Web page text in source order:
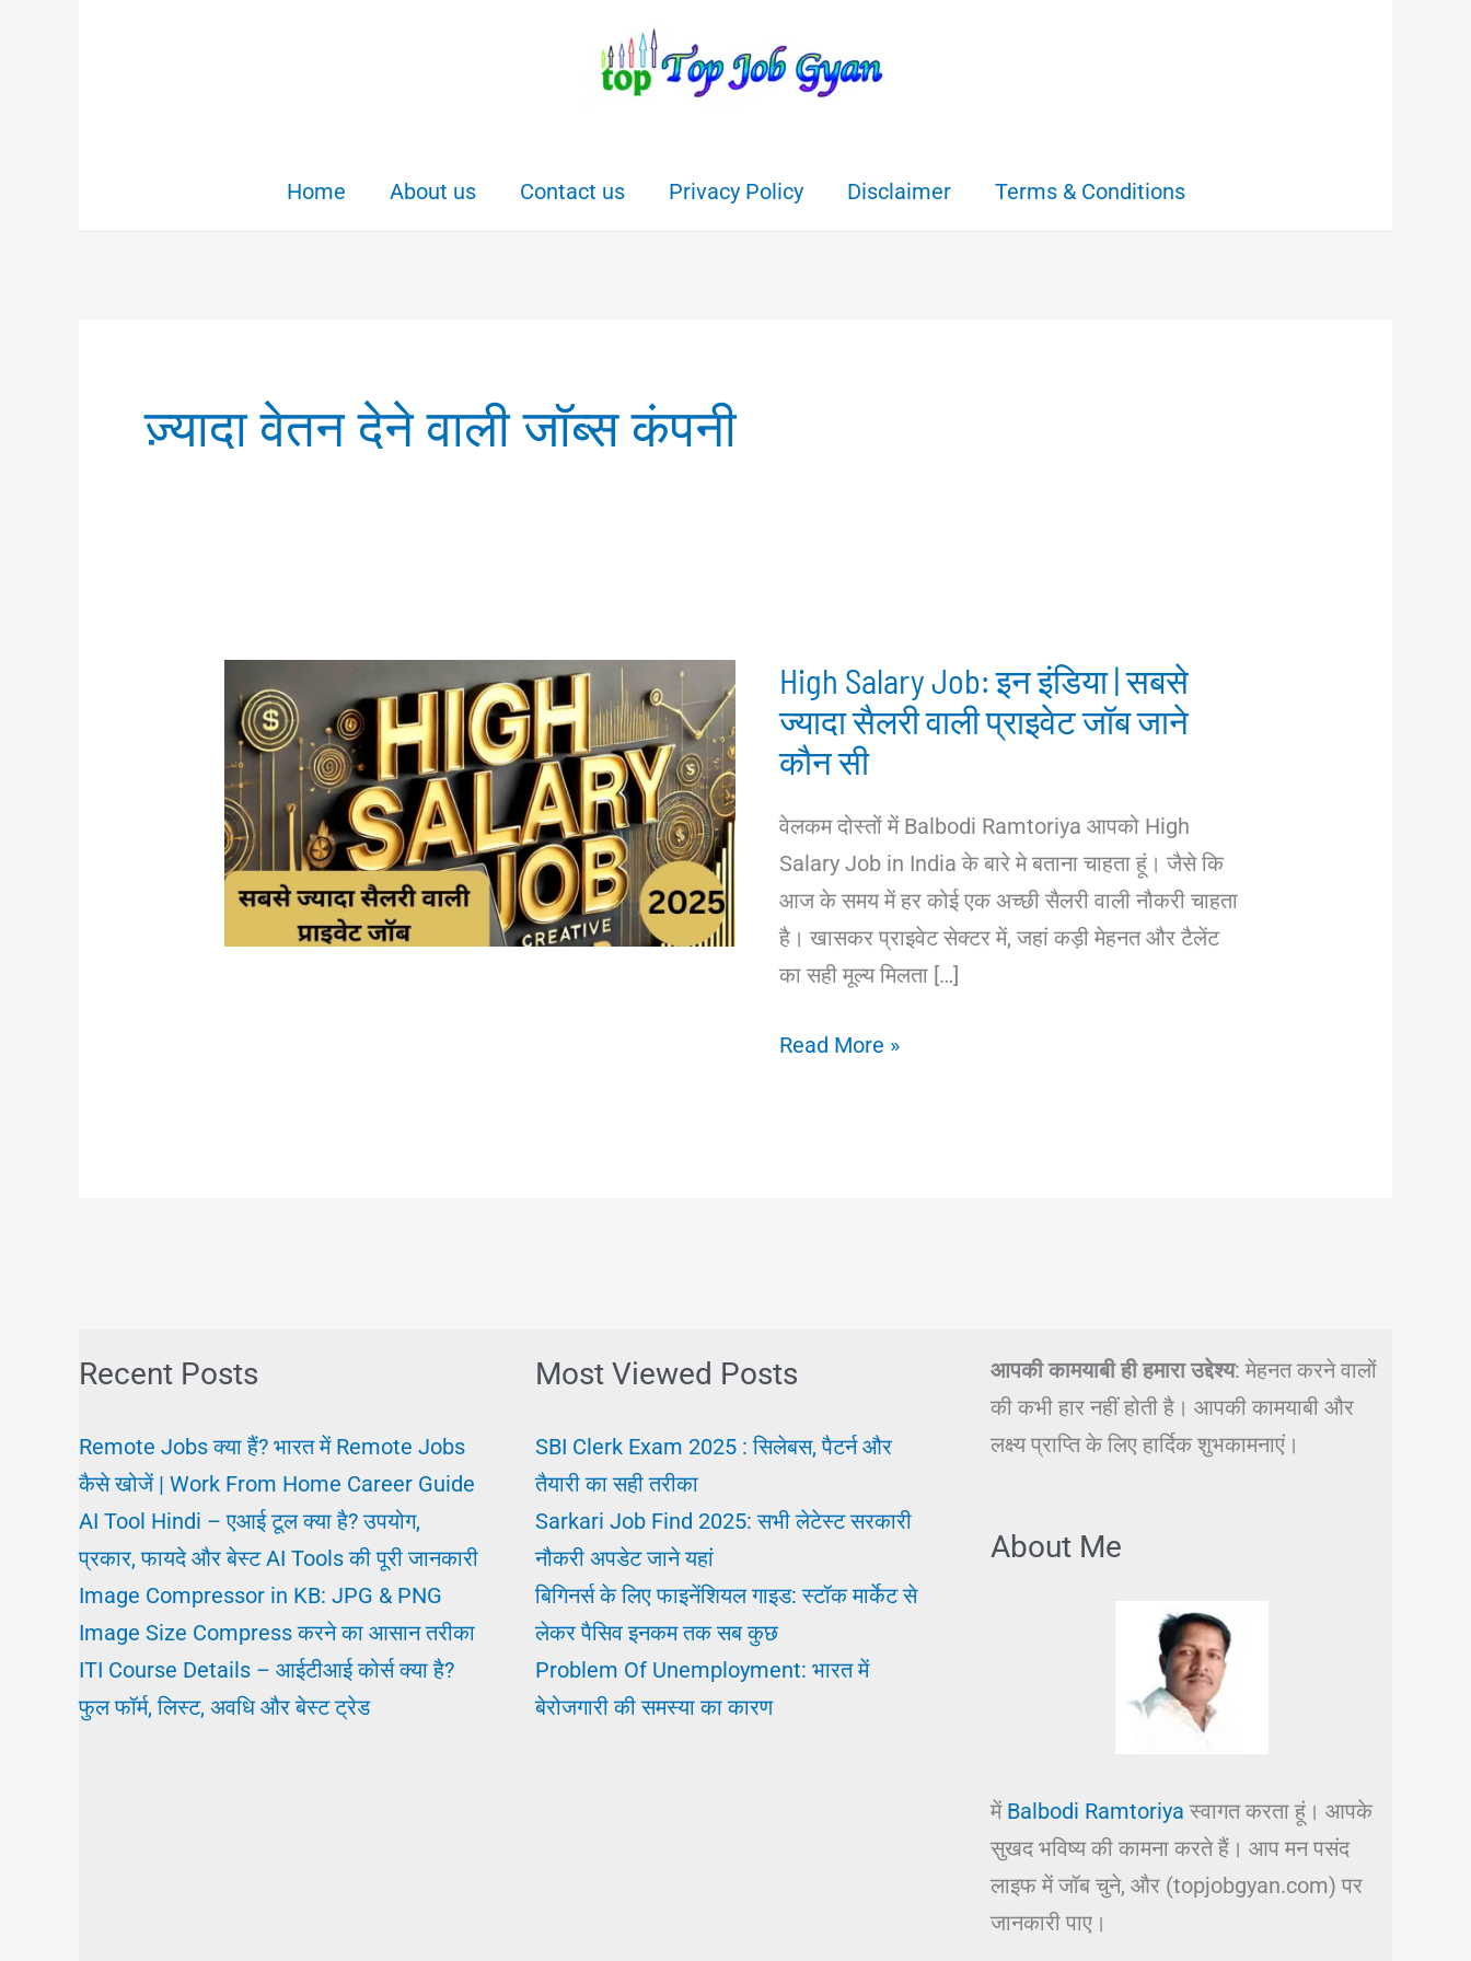
Home About us Contact us Privacy Policy Disclaimer Terms & Conditions
ज़्यादा वेतन देने वाली जॉब्स कंपनी
High Salary Job: इन इंडिया | सबसे
ज्यादा सैलरी वाली प्राइवेट जॉब जाने
कौन सी
वेलकम दोस्तों में Balbodi Ramtoriya आपको High
Salary Job in India के बारे मे बताना चाहता हूं। जैसे कि
आज के समय में हर कोई एक अच्छी सैलरी वाली नौकरी चाहता
है। खासकर प्राइवेट सेक्टर में, जहां कड़ी मेहनत और टैलेंट
का सही मूल्य मिलता […]
High
वाली
जॉब
कौन
Read More »
Recent Posts
Remote Jobs क्या हैं? भारत में Remote Jobs
कैसे खोजें | Work From Home Career Guide
AI Tool Hindi – एआई टूल क्या है? उपयोग,
प्रकार, फायदे और बेस्ट AI Tools की पूरी जानकारी
Image Compressor in KB: JPG & PNG
Image Size Compress करने का आसान तरीका
ITI Course Details – आईटीआई कोर्स क्या है?
फुल फॉर्म, लिस्ट, अवधि और बेस्ट ट्रेड
Most Viewed Posts
SBI Clerk Exam 2025 : सिलेबस, पैटर्न और
तैयारी का सही तरीका
Sarkari Job Find 2025: सभी लेटेस्ट सरकारी
नौकरी अपडेट जाने यहां
बिगिनर्स के लिए फाइनेंशियल गाइड: स्टॉक मार्केट से
लेकर पैसिव इनकम तक सब कुछ
Problem Of Unemployment: भारत में
बेरोजगारी की समस्या का कारण
आपकी कामयाबी ही हमारा उद्देश्य: मेहनत करने वालों
की कभी हार नहीं होती है। आपकी कामयाबी और
लक्ष्य प्राप्ति के लिए हार्दिक शुभकामनाएं।
About Me
में Balbodi Ramtoriya स्वागत करता हूं। आपके
सुखद भविष्य की कामना करते हैं। आप मन पसंद
लाइफ में जॉब चुने, और (topjobgyan.com) पर
जानकारी पाए।